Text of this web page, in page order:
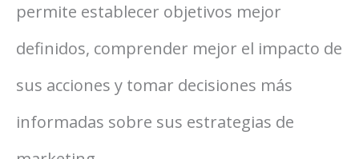
permite establecer objetivos mejor
definidos, comprender mejor el impacto de
sus acciones y tomar decisiones más
informadas sobre sus estrategias de